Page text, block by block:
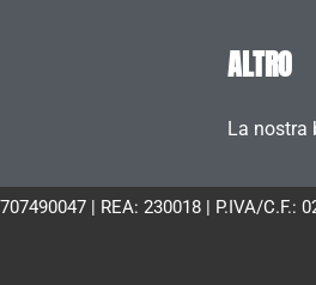
ALTRO
La nostra
| REA: 230018 | P.IVA/C.F.: